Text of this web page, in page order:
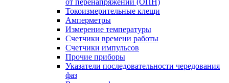
от перенапряжений (ОПН)
Токоизмерительные клещи
Амперметры
Измерение температуры
Счетчики времени работы
Счетчики импульсов
Прочие приборы
Указатели последовательности чередования
фаз